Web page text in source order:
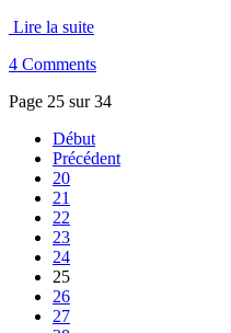
Lire la suite
4 Comments
Page 25 sur 34
Début
Précédent
20
21
22
23
24
25
26
27